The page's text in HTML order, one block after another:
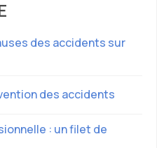
des accidents sur
des accidents
: un filet de